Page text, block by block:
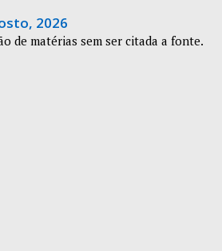
2026
de matérias sem ser citada a fonte.